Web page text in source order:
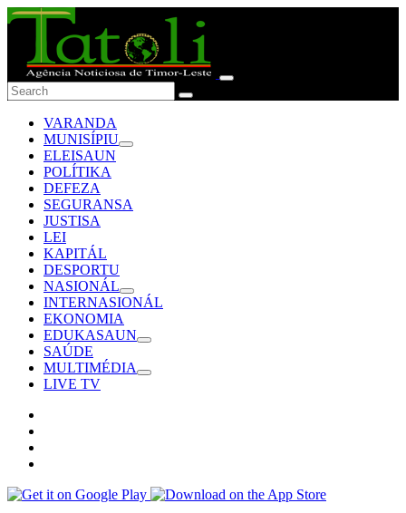
VARANDA
MUNISÍPIU
ELEISAUN
POLÍTIKA
DEFEZA
SEGURANSA
JUSTISA
LEI
KAPITÁL
DESPORTU
NASIONÁL
INTERNASIONÁL
EKONOMIA
EDUKASAUN
SAÚDE
MULTIMÉDIA
LIVE TV